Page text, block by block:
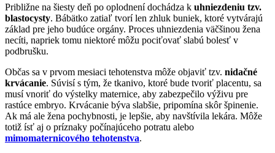
Približne na šiesty deň po oplodnení dochádza k uhniezdeniu tzv.
blastocysty. Bábätko zatiaľ tvorí len zhluk buniek, ktoré vytvárajú
základ pre jeho budúce orgány. Proces uhniezdenia väčšinou žena
necíti, napriek tomu niektoré môžu pociťovať slabú bolesť v
podbrušku.
Občas sa v prvom mesiaci tehotenstva môže objaviť tzv. nidačné
krvácanie. Súvisí s tým, že tkanivo, ktoré bude tvoriť placentu, sa
musí vnoriť do výstelky maternice, aby zabezpečilo výživu pre
rastúce embryo. Krvácanie býva slabšie, pripomína skôr špinenie.
Ak má ale žena pochybnosti, je lepšie, aby navštívila lekára. Môže
totiž ísť aj o príznaky počínajúceho potratu alebo
mimomaternicového tehotenstva.